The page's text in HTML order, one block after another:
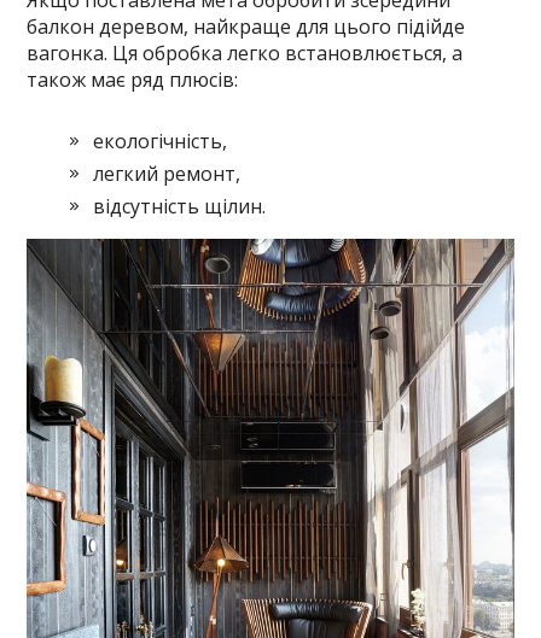
балкон деревом, найкраще для цього підійде
вагонка. Ця обробка легко встановлюється, а
також має ряд плюсів:
екологічність,
легкий ремонт,
відсутність щілин.